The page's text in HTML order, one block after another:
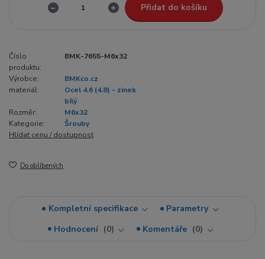
Přidat do košíku
Číslo
produktu:
BMK-7655-M6x32
Výrobce:
BMKco.cz
materiál:
Ocel 4.6 (4.8) - zinek
bílý
Rozměr:
M6x32
Kategorie:
Šrouby
Hlídat cenu / dostupnost
Do oblíbených
Kompletní specifikace
Parametry
Hodnocení
0 Komentáře 0